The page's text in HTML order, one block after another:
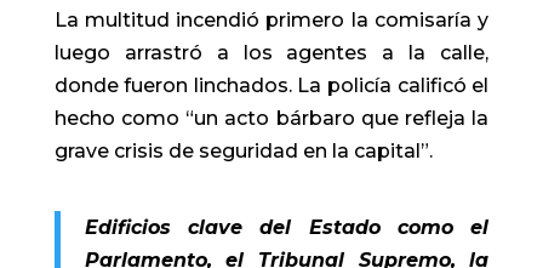
La multitud incendió primero la comisaría y
luego arrastró a los agentes a la calle,
donde fueron linchados. La policía calificó el
hecho como “un acto bárbaro que refleja la
grave crisis de seguridad en la capital”.
Edificios clave del Estado como el
Parlamento, el Tribunal Supremo, la